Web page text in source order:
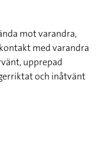
mot varandra,
med varandra
upprepad
och inåtvänt